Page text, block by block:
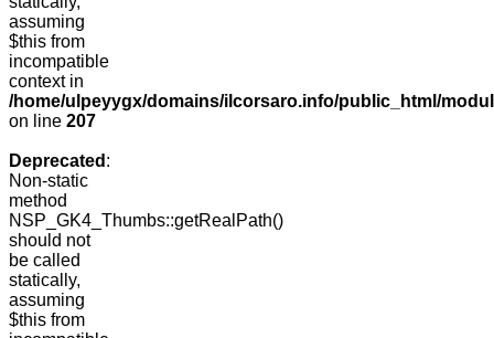
assuming
$this from
incompatible
context in
/home/ulpeyygx/domains/ilcorsaro.info/public_html/
on line 207
Deprecated :
Non-static
method
NSP_GK4_Thumbs::getRealPath()
should not
be called
statically,
assuming
$this from